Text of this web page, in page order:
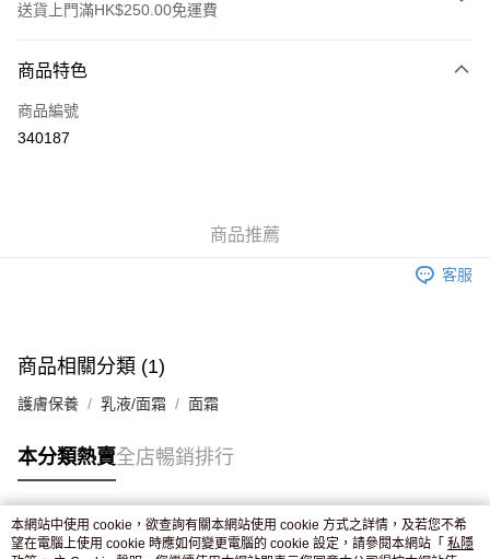
送貨上門滿HK$250.00免運費
信用卡
Apple Pay
付款後門市自取，訂單確認後2-4個工作天到店，7天內取。逾期後
商品特色
商品編號
340187
商品推薦
客服
商品相關分類 (1)
護膚保養 乳液/面霜 面霜
本分類熱賣全店暢銷排行
熱門標籤
本網站中使用 cookie，欲查詢有關本網站使用 cookie 方式之詳情，及若您不希
望在電腦上使用 cookie 時應如何變更電腦的 cookie 設定，請參閱本網站「 私隱